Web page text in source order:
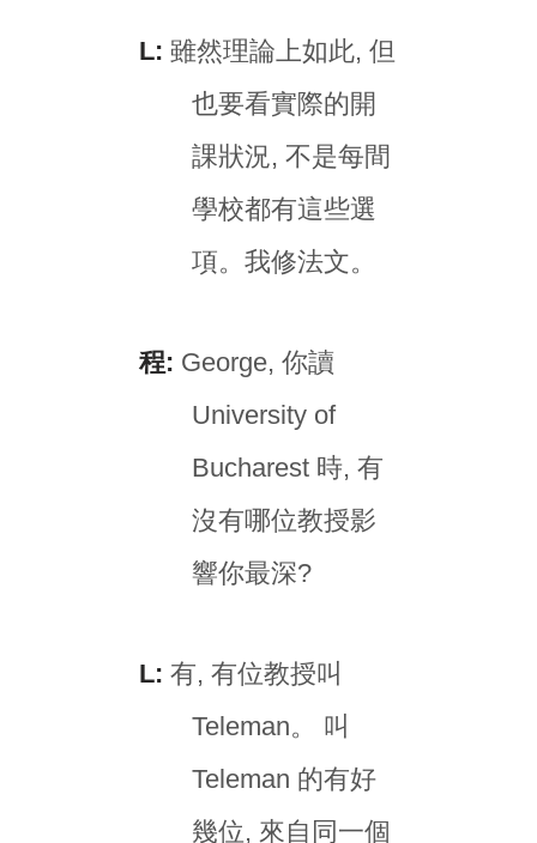
L: 雖然理論上如此, 但
也要看實際的開
課狀況, 不是每間
學校都有這些選
項。我修法文。
程: George, 你讀
University of
Bucharest 時, 有
沒有哪位教授影
響你最深?
L: 有, 有位教授叫
Teleman。 叫
Teleman 的有好
幾位, 來自同一個